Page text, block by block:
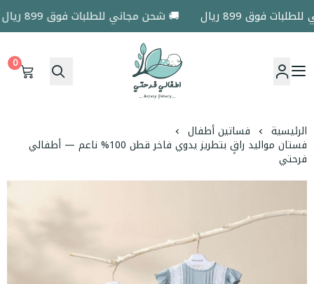
فوق 899 ريال 🚚 شحن مجاني للطلبات فوق 899 ريال
اطفالي فرحتي
0
الرئيسية فساتين أطفال
فستان مواليد راقٍ بتطريز يدوي فاخر قطن 100% ناعم — أطفالي
فرحتي